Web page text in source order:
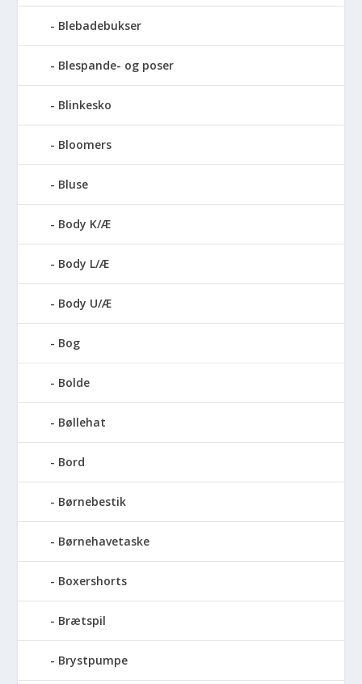
Blebadebukser
Blespande- og poser
Blinkesko
Bloomers
Bluse
Body K/Æ
Body L/Æ
Body U/Æ
Bog
Bolde
Bøllehat
Bord
Børnebestik
Børnehavetaske
Boxershorts
Brætspil
Brystpumpe